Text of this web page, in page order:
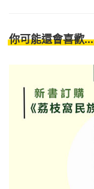
你可能還會喜歡...